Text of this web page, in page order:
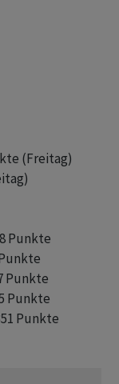
(Freitag)
Punkte
Punkte
Punkte